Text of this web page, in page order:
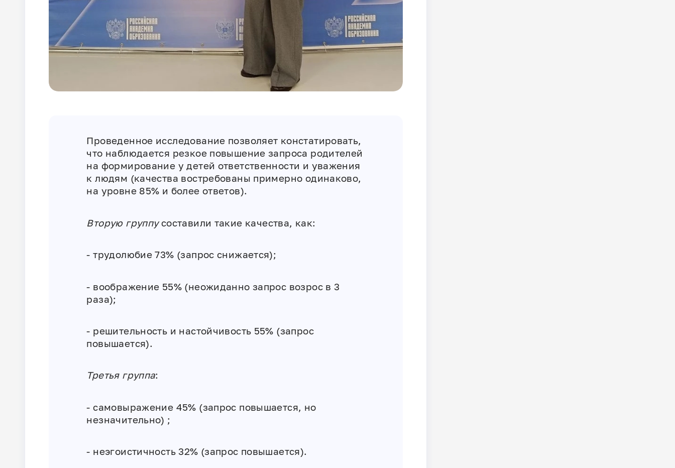
Проведенное исследование позволяет констатировать,
что наблюдается резкое повышение запроса родителей
на формирование у детей ответственности и уважения
к людям (качества востребованы примерно одинаково,
на уровне 85% и более ответов).‎
Вторую группусоставили такие качества, как:
‎- трудолюбие 73% (запрос снижается);
‎- воображение 55% (неожиданно запрос возрос в 3
раза);
‎- решительность и настойчивость 55% (запрос
повышается).
‎‎Третья группа:
‎- самовыражение 45% (запрос повышается, но
незначительно) ;
‎- неэгоистичность 32% (запрос повышается).‎